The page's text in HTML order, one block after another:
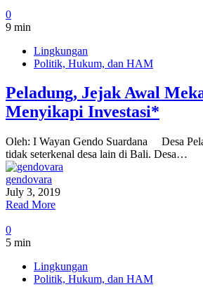
0
9 min
Lingkungan
Politik, Hukum, dan HAM
Peladung, Jejak Awal
Menyikapi Investasi*
Oleh: I Wayan Gendo Suardana Desa
tidak seterkenal desa lain di Bali. Desa…
gendovara
July 3, 2019
Read More
0
5 min
Lingkungan
Politik, Hukum, dan HAM